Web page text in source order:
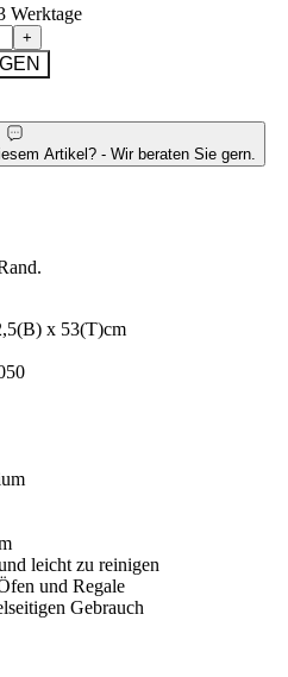
Werktage
+
Artikel? - Wir beraten Sie gern.
x 53(T)cm
leicht zu reinigen
und Regale
Gebrauch